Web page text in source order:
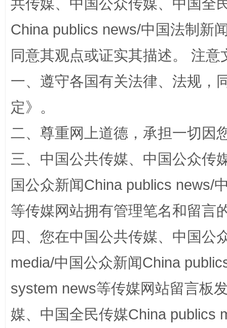
阿坝州三大球赛在茂县开幕 规模
共传媒、中国公众传媒、中国全
China publics news/中国法制新
同意其观点或证实其描述。 注
一、遵守各国有关法律、法规，
定》。
二、尊重网上道德，承担一切因
三、中国公共传媒、中国公众传
国公众新闻China publics news/
等传媒网站拥有管理笔名和留言
四、您在中国公共传媒、中国公
media/中国公众新闻China
system news等传媒网站留言板
媒、中国全民传媒China publics